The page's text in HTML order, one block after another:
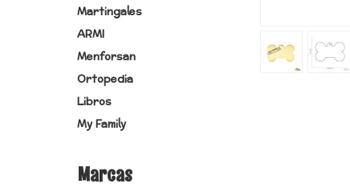
Martingales
ARMI
Menforsan
Ortopedia
Libros
My Family
Marcas